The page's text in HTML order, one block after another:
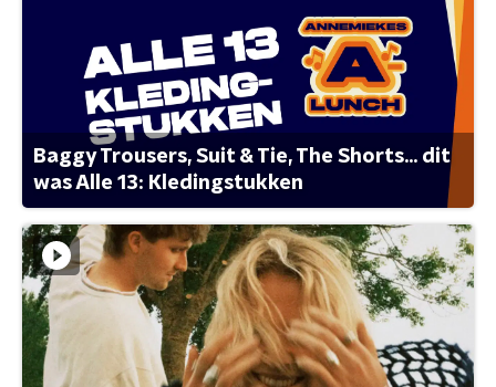
Baggy Trousers, Suit & Tie, The Shorts... dit
was Alle 13: Kledingstukken